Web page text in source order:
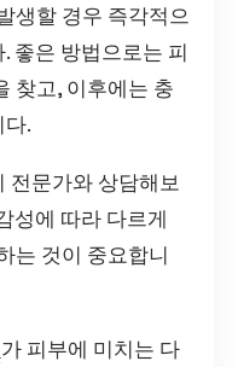
생할 경우 즉각적으
좋은 방법으로는 피
찾고, 이후에는 충
.
전문가와 상담해보
성에 따라 다르게
는 것이 중요합니
가 피부에 미치는 다